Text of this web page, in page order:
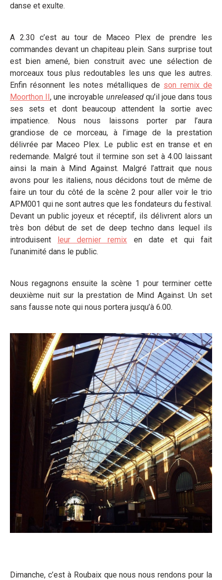
danse et exulte.
A 2.30 c’est au tour de Maceo Plex de prendre les
commandes devant un chapiteau plein. Sans surprise tout
est bien amené, bien construit avec une sélection de
morceaux tous plus redoutables les uns que les autres.
Enfin résonnent les notes métalliques de son remix de
Moorthon II, une incroyable unreleasedqu’il joue dans tous
ses sets et dont beaucoup attendent la sortie avec
impatience. Nous nous laissons porter par l’aura
grandiose de ce morceau, à l’image de la prestation
délivrée par Maceo Plex. Le public est en transe et en
redemande. Malgré tout il termine son set à 4.00 laissant
ainsi la main à Mind Against. Malgré l’attrait que nous
avons pour les italiens, nous décidons tout de même de
faire un tour du côté de la scène 2 pour aller voir le trio
APM001 qui ne sont autres que les fondateurs du festival.
Devant un public joyeux et réceptif, ils délivrent alors un
très bon début de set de deep techno dans lequel ils
introduisent leur dernier remix en date et qui fait
l’unanimité dans le public.
Nous regagnons ensuite la scène 1 pour terminer cette
deuxième nuit sur la prestation de Mind Against. Un set
sans fausse note qui nous portera jusqu’à 6.00.
Dimanche, c’est à Roubaix que nous nous rendons pour la